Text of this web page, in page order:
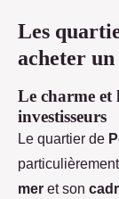
Les
acheter
Le charme et
investisseurs
Le quartier de
mer et son